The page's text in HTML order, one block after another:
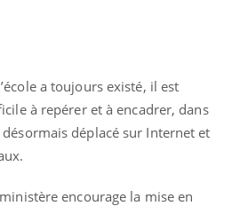
a toujours existé, il est
à repérer et à encadrer, dans
désormais déplacé sur Internet et
encourage la mise en